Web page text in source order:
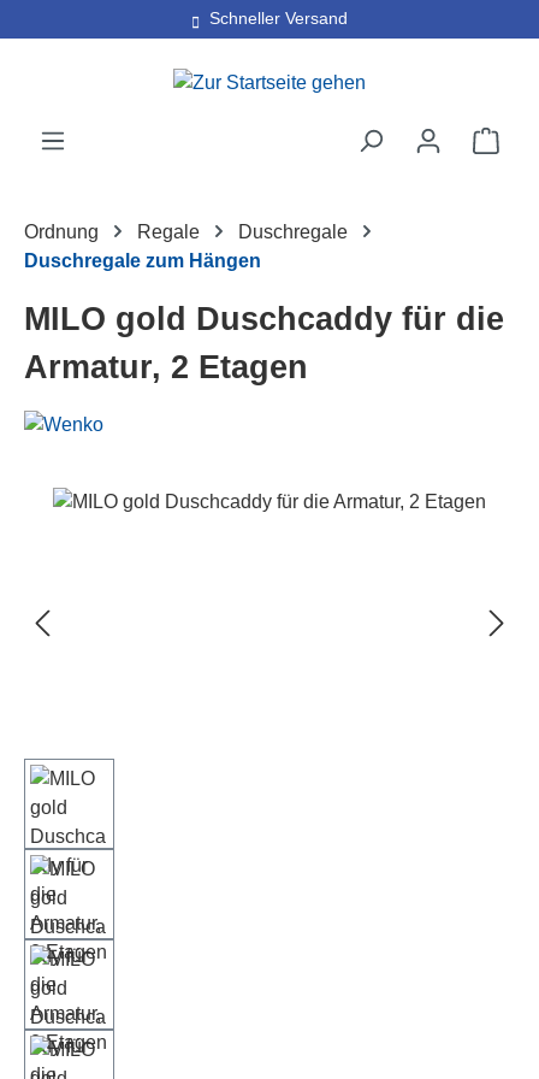
Zum Hauptinhalt springenSchneller Versand
Ordnung Regale
Duschregale
Duschregale zum Hängen
MILO gold Duschcaddy für die
Armatur, 2 Etagen